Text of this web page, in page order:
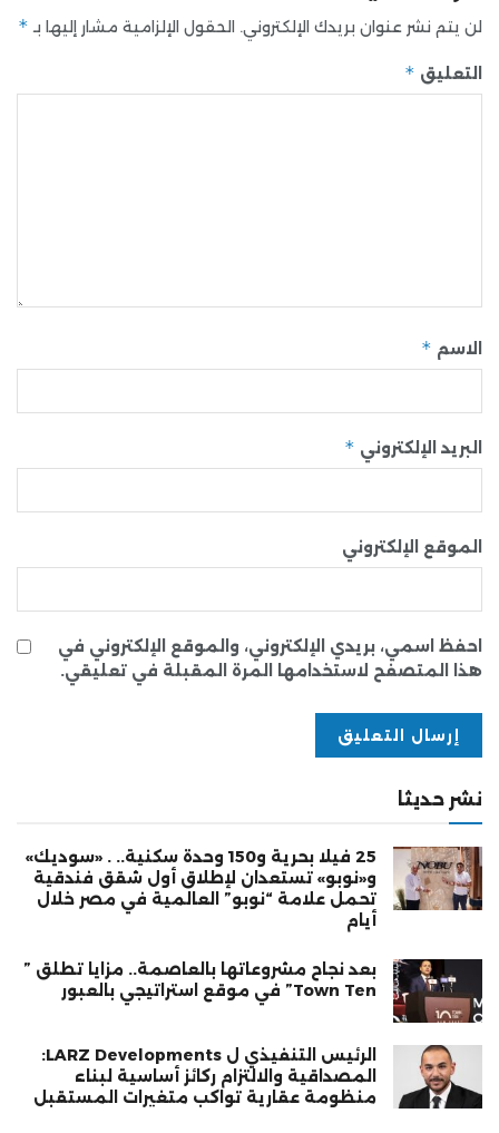
لن يتم نشر عنوان بريدك الإلكتروني. الحقول الإلزامية مشار إليها بـ *
التعليق *
الاسم *
البريد الإلكتروني *
الموقع الإلكتروني
احفظ اسمي، بريدي الإلكتروني، والموقع الإلكتروني في
هذا المتصفح لاستخدامها المرة المقبلة في تعليقي.
نشر حديثا
25 فيلا بحرية و150 وحدة سكنية.. . «سوديك»
و«نوبو» تستعدان لإطلاق أول شقق فندقية
تحمل علامة “نوبو” العالمية في مصر خلال
أيام
بعد نجاح مشروعاتها بالعاصمة.. مزايا تطلق ”
Town Ten” في موقع استراتيجي بالعبور
الرئيس التنفيذي ل LARZ Developments:
المصداقية والالتزام ركائز أساسية لبناء
منظومة عقارية تواكب متغيرات المستقبل